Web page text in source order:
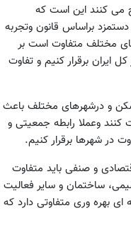
می کنند این است که
براساس قانون وتجربه
مختلف متفاوت است بر
ایران برقرار کنیم و تفاوت
و درشهرهای مختلف باعث
وعملا رابطه جمعیتی و
در شهرها برقرار کنیم.
و صنفی باید متفاوت
ساختمان و سایر فعالیت
بهره وری متفاوتی دارد که